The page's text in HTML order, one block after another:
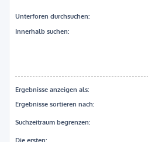
Unterforen durchsuchen:
Innerhalb suchen:
Ergebnisse anzeigen als:
Ergebnisse sortieren nach:
Suchzeitraum begrenzen: